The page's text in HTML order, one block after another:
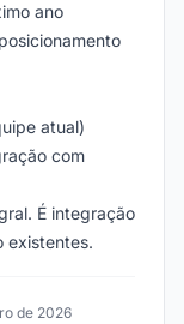
ano
atual)
com
É integração
existentes.
de 2026